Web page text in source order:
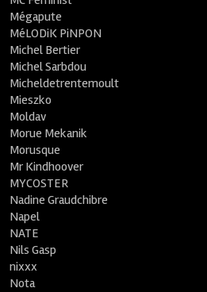
Mégapute
MéLODiK PiNPON
Michel Bertier
Michel Sarbdou
Micheldetrentemoult
Mieszko
Moldav
Morue Mekanik
Morusque
Mr Kindhoover
MYCOSTER
Nadine Graudchibre
Napel
NATE
Nils Gasp
nixxx
Nota